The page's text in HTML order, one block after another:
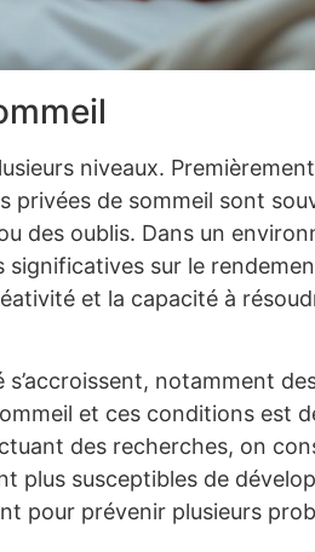
niveaux.
privées de sommeil sont
des oublis. Dans un
sur le
et la capacité à
notamment
et ces conditions est
des recherches, on
plus susceptibles de
pour prévenir plusieurs